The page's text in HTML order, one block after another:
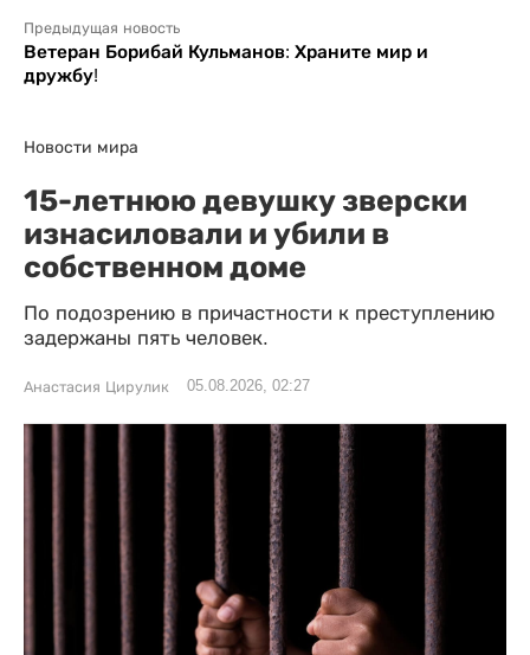
Предыдущая новость
Ветеран Борибай Кульманов: Храните мир и
дружбу!
Новости мира
15-летнюю девушку зверски
изнасиловали и убили в
собственном доме
По подозрению в причастности к преступлению
задержаны пять человек.
Анастасия Цирулик 05.08.2026, 02:27